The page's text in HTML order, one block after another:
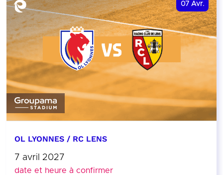
07 Avr.
OL LYONNES / RC LENS
7 avril 2027
date et heure à confirmer